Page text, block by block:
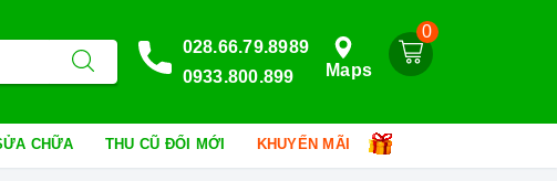
0
Maps
028.66.79.8989
0933.800.899
CHỮA THU CŨ ĐỔI MỚI KHUYẾN MÃI